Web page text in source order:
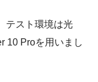
テスト環境は光
10 Proを用いまし